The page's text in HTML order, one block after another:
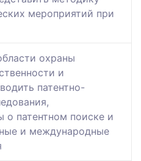
мероприятий при
охраны
и
патентно-
о патентном поиске и
и международные